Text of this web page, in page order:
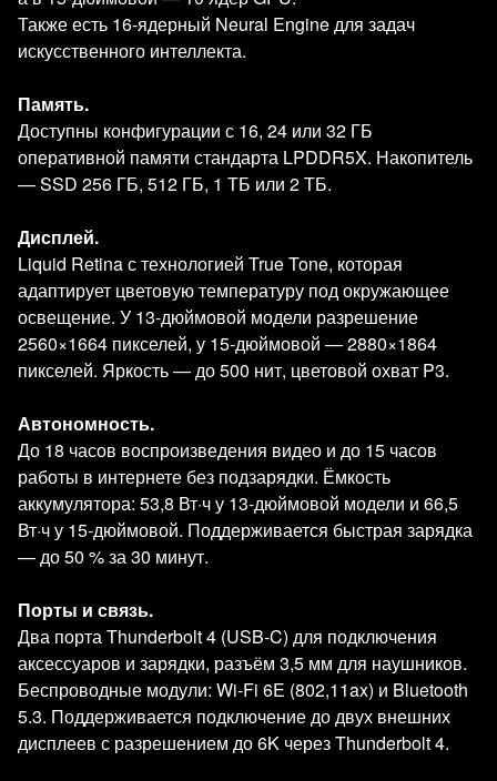
Также есть 16‑ядерный Neural Engine для задач
искусственного интеллекта.
Память.
Доступны конфигурации с 16, 24 или 32 ГБ
оперативной памяти стандарта LPDDR5X. Накопитель
— SSD 256 ГБ, 512 ГБ, 1 ТБ или 2 ТБ.
Дисплей.
Liquid Retina с технологией True Tone, которая
адаптирует цветовую температуру под окружающее
освещение. У 13‑дюймовой модели разрешение
2560×1664 пикселей, у 15‑дюймовой — 2880×1864
пикселей. Яркость — до 500 нит, цветовой охват P3.
Автономность.
До 18 часов воспроизведения видео и до 15 часов
работы в интернете без подзарядки. Ёмкость
аккумулятора: 53,8 Вт·ч у 13‑дюймовой модели и 66,5
Вт·ч у 15‑дюймовой. Поддерживается быстрая зарядка
— до 50 % за 30 минут.
Порты и связь.
Два порта Thunderbolt 4 (USB‑C) для подключения
аксессуаров и зарядки, разъём 3,5 мм для наушников.
Беспроводные модули: Wi‑Fi 6E (802,11ax) и Bluetooth
5.3. Поддерживается подключение до двух внешних
дисплеев с разрешением до 6K через Thunderbolt 4.